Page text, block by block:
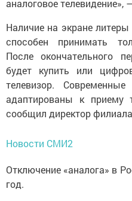
аналоговое телевидение»,
Наличие на экране литеры
способен принимать
После окончательного
будет купить или
телевизор.
адаптированы к приему
сообщил директор
Новости СМИ2
Отключение «аналога» в
год.